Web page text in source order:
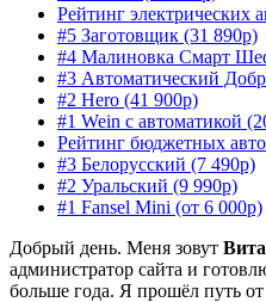
Рейтинг электрических
#5 Заготовщик (31 890р)
#4 Малиновка Смарт
#3 Автоматический
#2 Hero (41 900р)
#1 Wein с автоматикой
Рейтинг бюджетных
#3 Белорусский (7 490р)
#2 Уральский (9 990р)
#1 Fansel Mini (от 6 000р)
Добрый день. Меня зовут
администратор сайта и
больше года. Я прошёл путь